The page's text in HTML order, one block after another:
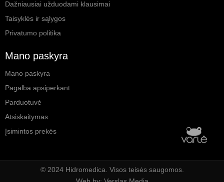
Dažniausiai užduodami klausimai
Taisyklės ir sąlygos
Privatumo politika
Mano paskyra
Mano paskyra
Pagalba apsiperkant
Parduotuvė
Atsiskaitymas
Įsimintos prekės
© 2024 Hidromedica. Visos teisės saugomos.